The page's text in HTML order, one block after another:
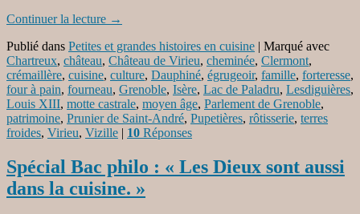
Continuer la lecture →
Publié dans Petites et grandes histoires en cuisine | Marqué avec
Chartreux, château, Château de Virieu, cheminée, Clermont,
crémaillère, cuisine, culture, Dauphiné, égrugeoir, famille, forteresse,
four à pain, fourneau, Grenoble, Isère, Lac de Paladru, Lesdiguières,
Louis XIII, motte castrale, moyen âge, Parlement de Grenoble,
patrimoine, Prunier de Saint-André, Pupetières, rôtisserie, terres
froides, Virieu, Vizille | 10 Réponses
Spécial Bac philo : « Les Dieux sont aussi
dans la cuisine. »